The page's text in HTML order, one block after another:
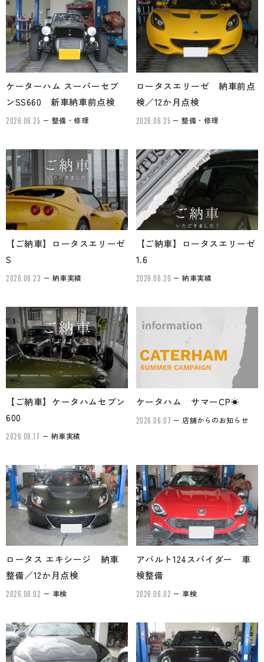
ケーターハム スーパーセブ
ンSS660 新車納車前点検
2026.06.25 整備・修理
ロータスエリーゼ 納車前点
検／12か月点検
2026.06.25 整備・修理
【ご納車】ロータスエリーゼ
S
2026.06.23 納車実績
【ご納車】ロータスエリーゼ
1.6
2026.06.20 納車実績
【ご納車】ケータハムセブン
600
2026.06.17 納車実績
ケータハム サマーCP☀
2026.06.07 店舗からのお知らせ
ロータス エキシージ 納車
整備／12か月点検
2026.06.02 車検
アバルト124スパイダー 車
検整備
2026.06.02 車検